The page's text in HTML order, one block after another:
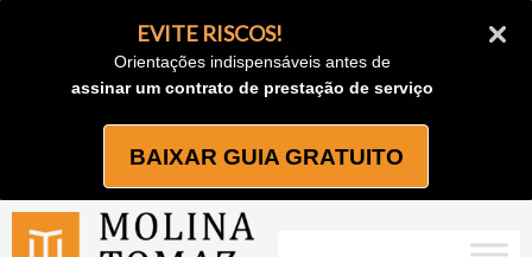
EVITE RISCOS!
Orientações indispensáveis antes de
assinar um contrato de prestação de serviço
BAIXAR GUIA GRATUITO